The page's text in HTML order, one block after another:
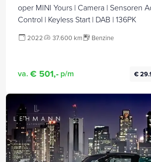
oper MINI Yours | Camera | Sensoren
Control | Keyless Start | DAB | 136PK
2022 37.600 km Benzine
va. € 501,- p/m €